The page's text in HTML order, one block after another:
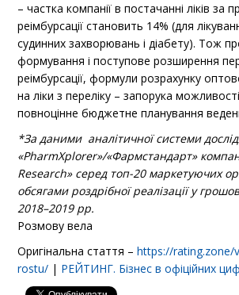
– частка компанії в постачанні ліків за
реімбурсації становить 14% (для
судинних захворювань і діабету). Тож
формування і поступове розширення
реімбурсації, формули розрахунку
на ліки з переліку – запорука
повноцінне бюджетне планування
*За даними аналітичної системи
«PharmXplorer»/«Фармстандарт»
Research» серед топ-20 маркетуючих
обсягами роздрібної реалізації у
2018–2019 рр.
Розмову вела
Оригінальна стаття –https://rating.zone/
rostu/ | РЕЙТИНГ. Бізнес в офіційних